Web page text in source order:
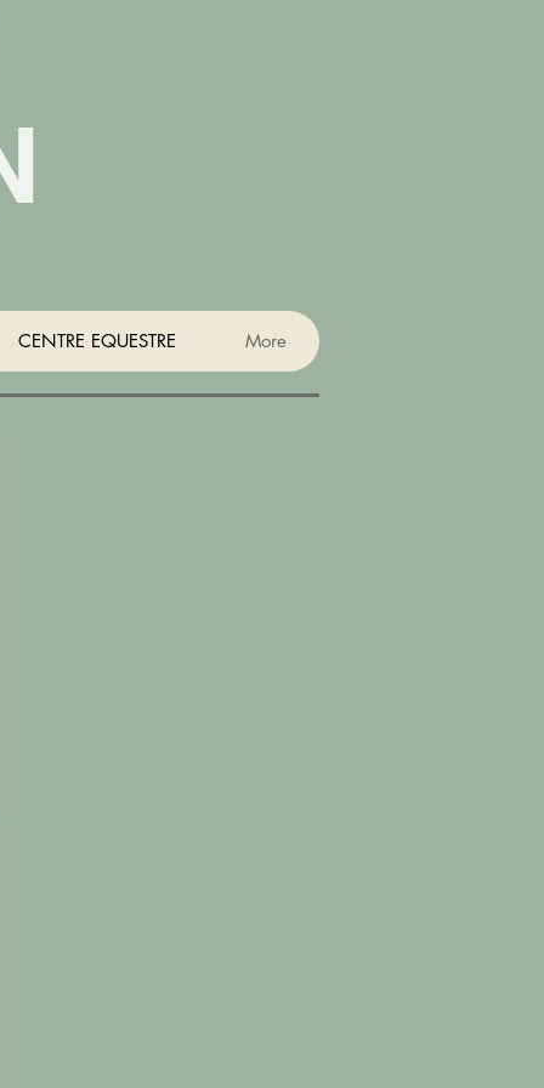
CENTRE EQUESTRE More